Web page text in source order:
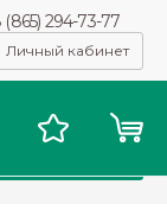
(865) 294-73-77
Личный кабинет
технологии
повышения
возможности